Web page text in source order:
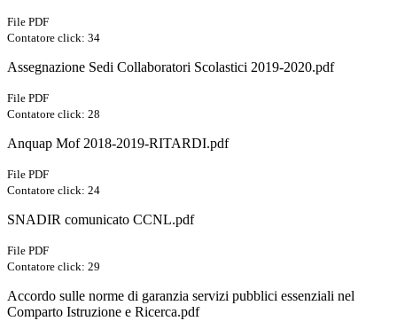
File PDF
Contatore click: 34
Assegnazione Sedi Collaboratori Scolastici 2019-2020.pdf
File PDF
Contatore click: 28
Anquap Mof 2018-2019-RITARDI.pdf
File PDF
Contatore click: 24
SNADIR comunicato CCNL.pdf
File PDF
Contatore click: 29
Accordo sulle norme di garanzia servizi pubblici essenziali nel
Comparto Istruzione e Ricerca.pdf